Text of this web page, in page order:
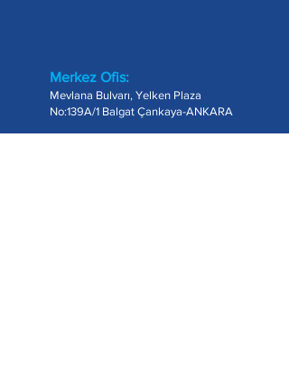
Merkez Ofis:
Mevlana Bulvarı, Yelken Plaza
No:139A/1 Balgat Çankaya-ANKARA